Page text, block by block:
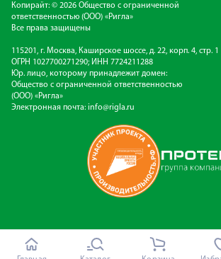
Копирайт: © 2026 Общество с ограниченной
ответственностью (ООО) «Ригла»
Все права защищены
115201, г. Москва, Каширское шоссе, д. 22, корп. 4, стр. 1
ОГРН 1027700271290; ИНН 7724211288
Юр. лицо, которому принадлежит домен:
Общество с ограниченной ответственностью
(ООО) «Ригла»
Электронная почта: info@rigla.ru